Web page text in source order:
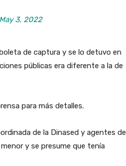
May 3, 2022
de captura y se lo detuvo en
públicas era diferente a la de
para más detalles.
de la Dinased y agentes de
y se presume que tenía